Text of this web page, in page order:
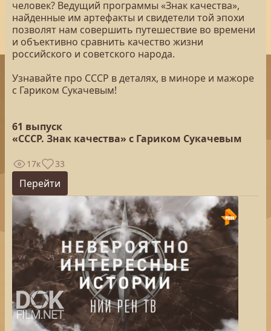
человек? Ведущий программы «Знак качества»,
найденные им артефакты и свидетели той эпохи
позволят нам совершить путешествие во времени
и объективно сравнить качество жизни
российского и советского народа.
Узнавайте про СССР в деталях, в миноре и мажоре
с Гариком Сукачевым!
61 выпуск
«СССР. Знак качества» с Гариком Сукачевым
17к 33
Перейти